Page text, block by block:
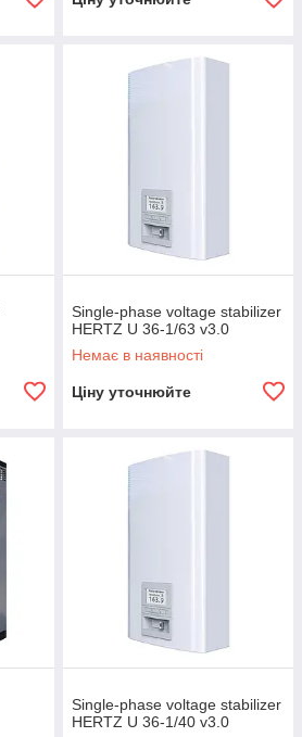
Single-phase voltage stabilizer
HERTZ U 36-1/63 v3.0
Немає в наявності
Ціну уточнюйте
Single-phase voltage stabilizer
HERTZ U 36-1/40 v3.0